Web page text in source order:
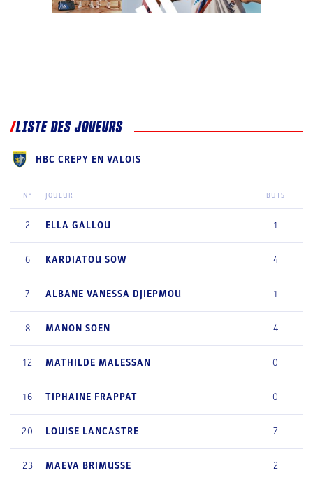
LISTE DES JOUEURS
HBC CREPY EN VALOIS
N° JOUEUR BUTS
2 ELLA GALLOU 1
6 KARDIATOU SOW 4
7 ALBANE VANESSA DJIEPMOU 1
8 MANON SOEN 4
12 MATHILDE MALESSAN 0
16 TIPHAINE FRAPPAT 0
20 LOUISE LANCASTRE 7
23 MAEVA BRIMUSSE 2